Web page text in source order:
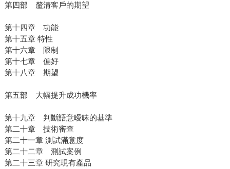
第四部 釐清客戶的期望
第十四章 功能
第十五章 特性
第十六章 限制
第十七章 偏好
第十八章 期望
第五部 大幅提升成功機率
第十九章 判斷語意曖昧的基準
第二十章 技術審查
第二十一章 測試滿意度
第二十二章 測試案例
第二十三章 研究現有產品